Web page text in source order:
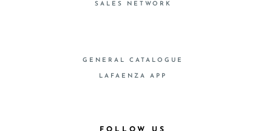
SALES NETWORK
GENERAL CATALOGUE
LAFAENZA APP